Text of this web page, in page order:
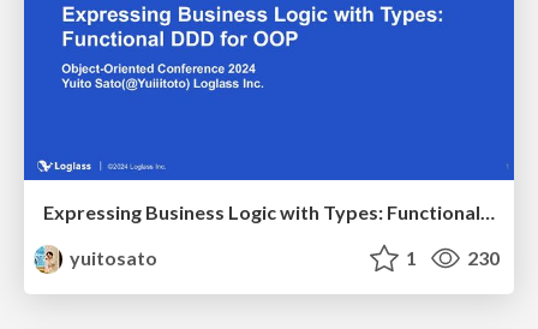
Expressing Business Logic with Types: Functional DDD for OOP
yuitosato
1 230